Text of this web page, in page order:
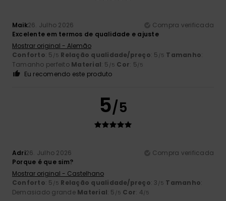
Maik26. Julho 2026
Compra verificada
Excelente em termos de qualidade e ajuste
Mostrar original - Alemão
Conforto: 5 /5 Relação qualidade/preço: 5 /5 Tamanho:
Tamanho perfeito Material: 5 /5 Cor: 5/5
Eu recomendo este produto
5/5
Adri26. Julho 2026
Compra verificada
Porque é que sim?
Mostrar original - Castelhano
Conforto: 5 /5 Relação qualidade/preço: 3 /5 Tamanho:
Demasiado grande Material: 5 /5 Cor: 4/5